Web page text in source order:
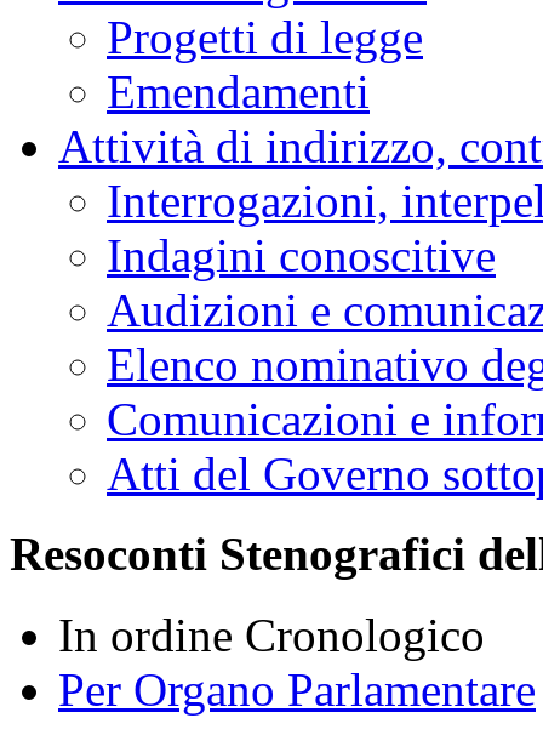
Progetti di legge
Emendamenti
Attività di indirizzo,
Interrogazioni,
Indagini conoscitive
Audizioni e
Elenco nominativo
Comunicazioni e
Atti del Governo
Resoconti Stenografici
In ordine Cronologico
Per Organo Parlamentare